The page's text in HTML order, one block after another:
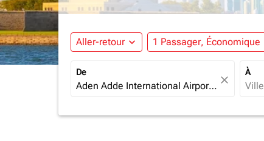
Aller-retour expand_more 1 Passager, Économique
De
close
À